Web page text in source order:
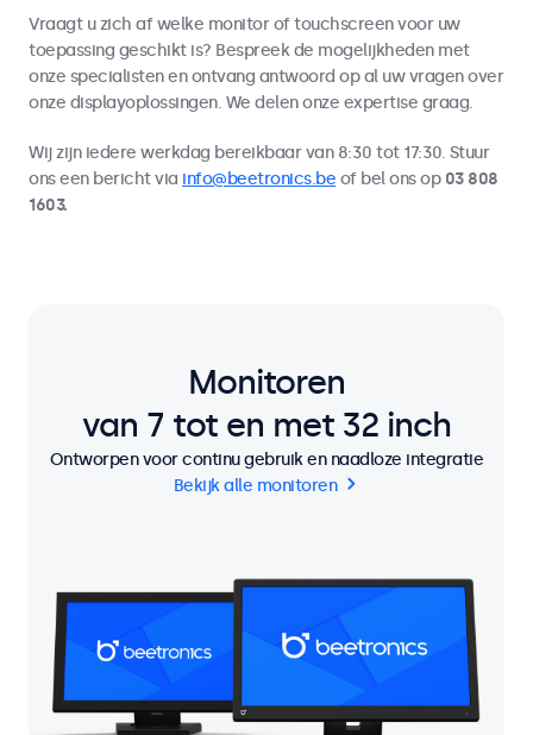
Vraagt u zich af welke monitor of touchscreen voor uw
toepassing geschikt is? Bespreek de mogelijkheden met
onze specialisten en ontvang antwoord op al uw vragen over
onze displayoplossingen. We delen onze expertise graag.
Wij zijn iedere werkdag bereikbaar van 8:30 tot 17:30. Stuur
ons een bericht via info@beetronics.be of bel ons op 03 808
1603.
Monitoren
van 7 tot en met 32 inch
Ontworpen voor continu gebruik en naadloze integratie
Bekijk alle monitoren